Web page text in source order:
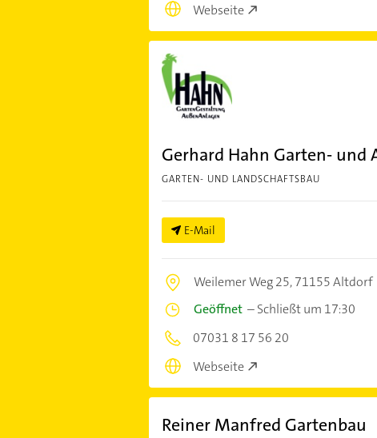
Webseite
Gerhard Hahn Garten- und
GARTEN- UND LANDSCHAFTSBAU
E-Mail
Weilemer Weg 25,71155 Altdorf
Geöffnet–Schließt um 17:30
07031 8 17 56 20
Webseite
Reiner Manfred Gartenbau